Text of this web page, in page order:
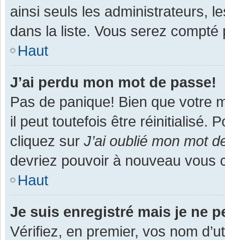
ainsi seuls les administrateurs,
dans la liste. Vous serez
Haut
J’ai perdu mon mot de passe!
Pas de panique! Bien que votre
il peut toutefois être réinitialisé.
cliquez sur J’ai oublié mon mot
devriez pouvoir à nouveau vous
Haut
Je suis enregistré mais je ne
Vérifiez, en premier, vos nom